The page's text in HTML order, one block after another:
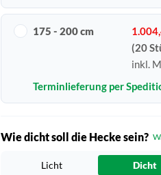
175 - 200 cm
(20
inkl.
Terminlieferung per
Wie dicht soll die Hecke sein?
Licht Dicht